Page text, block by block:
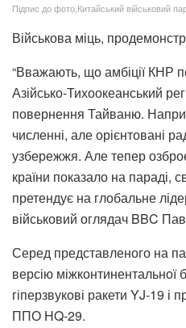
Підпис до фото,Китайський військовий
Військова міць,
“Вважають, що амбіції КНР
Азійсько-Тихоокеанський
повернення Тайваню.
численні, але орієнтовані
узбережжя. Але тепер
країни показало на параді,
претендує на глобальне
військовий оглядач BBC
Серед представленого на
версію міжконтинентальної
гіперзвукові ракети YJ-19 і
ППО HQ-29.